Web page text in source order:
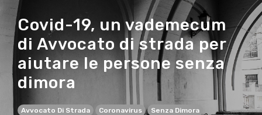
Covid-19, un vademecum
di Avvocato di strada per
aiutare le persone senza
dimora
Avvocato Di Strada Coronavirus Senza Dimora